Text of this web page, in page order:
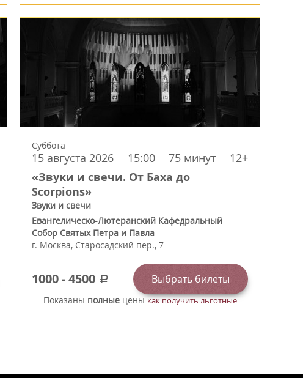
Суббота
15 августа 2026 15:00 75 минут 12+
«Звуки и свечи. От Баха до
Scorpions»
Звуки и свечи
Евангелическо-Лютеранский Кафедральный
Собор Святых Петра и Павла
г. Москва, Старосадский пер., 7
1000-4500 a Выбрать билеты
Показаны полныеценыкак получить льготные